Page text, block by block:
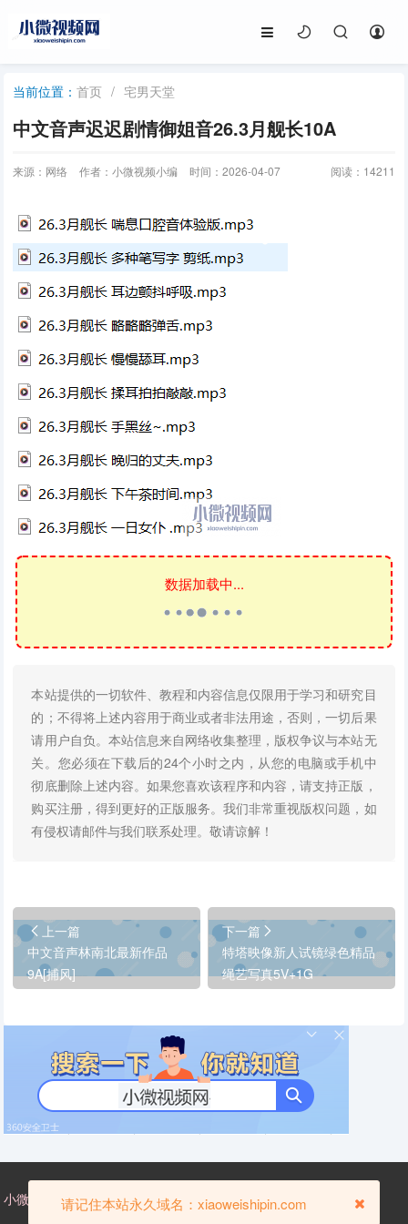
当前位置：首页 / 宅男天堂
中文音声迟迟剧情御姐音26.3月舰长10A
来源：网络 作者：小微视频小编 时间：2026-04-07 阅读： 14211
数据加载中...
本站提供的一切软件、教程和内容信息仅限用于学习和研究目
的；不得将上述内容用于商业或者非法用途，否则，一切后果
请用户自负。本站信息来自网络收集整理，版权争议与本站无
关。您必须在下载后的24个小时之内，从您的电脑或手机中
彻底删除上述内容。如果您喜欢该程序和内容，请支持正版，
购买注册，得到更好的正版服务。我们非常重视版权问题，如
有侵权请邮件与我们联系处理。敬请谅解！
上一篇
中文音声林南北最新作品
9A[捕风]
下一篇
特塔映像新人试镜绿色精品
绳艺写真5V+1G
请记住本站永久域名：xiaoweishipin.com
小微视频网，xiaoweishipin.com——国内小微视频门户网站。